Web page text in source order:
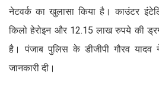
नेटवर्क का खुलासा किया है। काउंटर
किलो हेरोइन और 12.15 लाख रुपये की
है। पंजाब पुलिस के डीजीपी गौरव यादव
जानकारी दी।